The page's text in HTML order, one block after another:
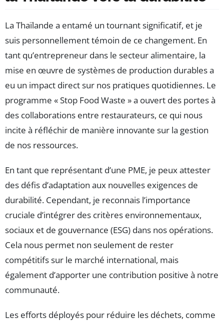
La Thaïlande a entamé un tournant significatif, et je
suis personnellement témoin de ce changement. En
tant qu’entrepreneur dans le secteur alimentaire, la
mise en œuvre de systèmes de production durables a
eu un impact direct sur nos pratiques quotidiennes. Le
programme « Stop Food Waste » a ouvert des portes à
des collaborations entre restaurateurs, ce qui nous
incite à réfléchir de manière innovante sur la gestion
de nos ressources.
En tant que représentant d’une PME, je peux attester
des défis d’adaptation aux nouvelles exigences de
durabilité. Cependant, je reconnais l’importance
cruciale d’intégrer des critères environnementaux,
sociaux et de gouvernance (ESG) dans nos opérations.
Cela nous permet non seulement de rester
compétitifs sur le marché international, mais
également d’apporter une contribution positive à notre
communauté.
Les efforts déployés pour réduire les déchets, comme